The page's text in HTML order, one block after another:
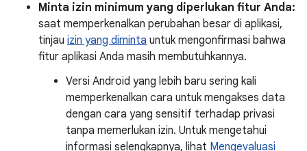
Minta izin minimum yang diperlukan fitur Anda:
saat memperkenalkan perubahan besar di aplikasi,
tinjau izin yang diminta untuk mengonfirmasi bahwa
fitur aplikasi Anda masih membutuhkannya.
Versi Android yang lebih baru sering kali
memperkenalkan cara untuk mengakses data
dengan cara yang sensitif terhadap privasi
tanpa memerlukan izin. Untuk mengetahui
informasi selengkapnya, lihat Mengevaluasi